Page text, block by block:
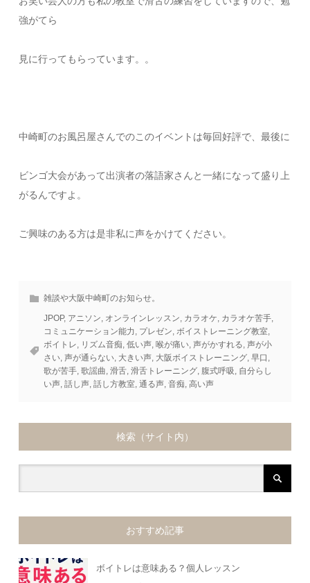
強がてら
見に行ってもらっています。。
中崎町のお風呂屋さんでのこのイベントは毎回好評で、最後に
ビンゴ大会があって出演者の落語家さんと一緒になって盛り上
がるんですよ。
ご興味のある方は是非私に声をかけてください。
雑談や大阪中崎町のお知らせ。
JPOP, アニソン, オンラインレッスン, カラオケ, カラオケ苦手,
コミュニケーション能力, プレゼン,ボイストレーニング教室,
ボイトレ, リズム音痴,低い声,喉が痛い,声がかすれる,声が小
さい,声が通らない, 大きい声, 大阪ボイストレーニング,早口 ,
歌が苦手,歌謡曲,滑舌,滑舌トレーニング, 腹式呼吸, 自分らし
い声,話し声,話し方教室,通る声,音痴,高い声
検索（サイト内）
おすすめ記事
ボイトレは意味ある？個人レッスン